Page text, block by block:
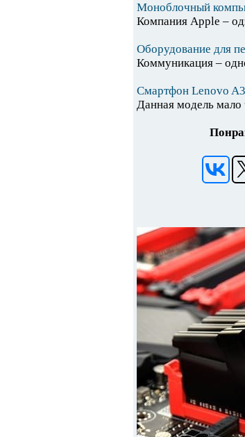
Моноблочный
Компания Apple –
Оборудование для
Коммуникация –
Смартфон Lenovo
Данная модель мало